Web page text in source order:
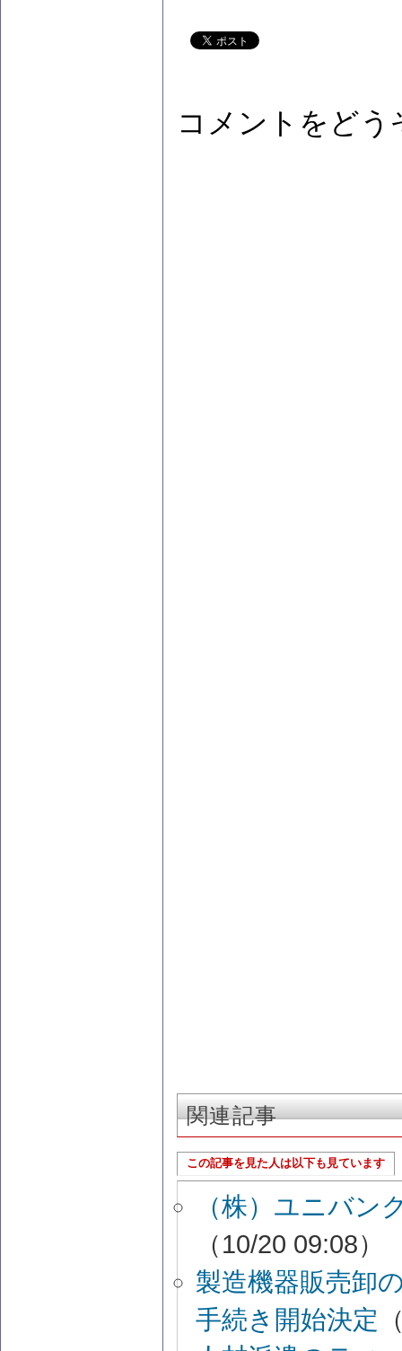
コメントをどう
関連記事
この記事を見た人は以下も見ています
（株）ユニバン
（10/20 09:08）
製造機器販売卸
手続き開始決定